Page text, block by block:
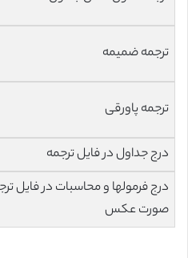
ترجمه ضمیمه
ترجمه پاورقی
درج جداول در فایل ترجمه
درج فرمولها و محاسبات در فایل
صورت عکس